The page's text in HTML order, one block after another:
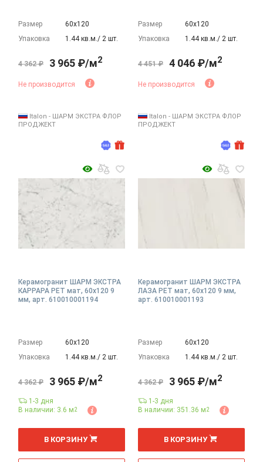
Размер
60х120
Упаковка
1.44 кв.м./ 2 шт.
4 362 ₽ 3 965 ₽/м2
Не производится
Italon - ШАРМ ЭКСТРА ФЛОР
ПРОДЖЕКТ
Размер
60х120
Упаковка
1.44 кв.м./ 2 шт.
4 451 ₽ 4 046 ₽/м2
Не производится
Italon - ШАРМ ЭКСТРА ФЛОР
ПРОДЖЕКТ
Керамогранит ШАРМ ЭКСТРА
КАРРАРА РЕТ мат, 60x120 9
мм, арт. 610010001194
Размер
60х120
Упаковка
1.44 кв.м./ 2 шт.
4 362 ₽ 3 965 ₽/м2
1-3 дня
В наличии: 3.6 м2
м
В КОРЗИНУ
Керамогранит ШАРМ ЭКСТРА
ЛАЗА РЕТ мат, 60x120 9 мм,
арт. 610010001193
Размер
60х120
Упаковка
1.44 кв.м./ 2 шт.
4 362 ₽ 3 965 ₽/м2
1-3 дня
В наличии: 351.36 м2
м
В КОРЗИНУ